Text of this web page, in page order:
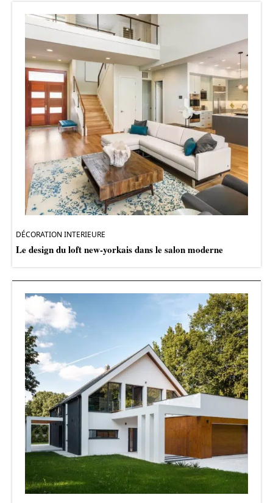
DÉCORATION INTERIEURE
Le design du loft new-yorkais dans le salon moderne